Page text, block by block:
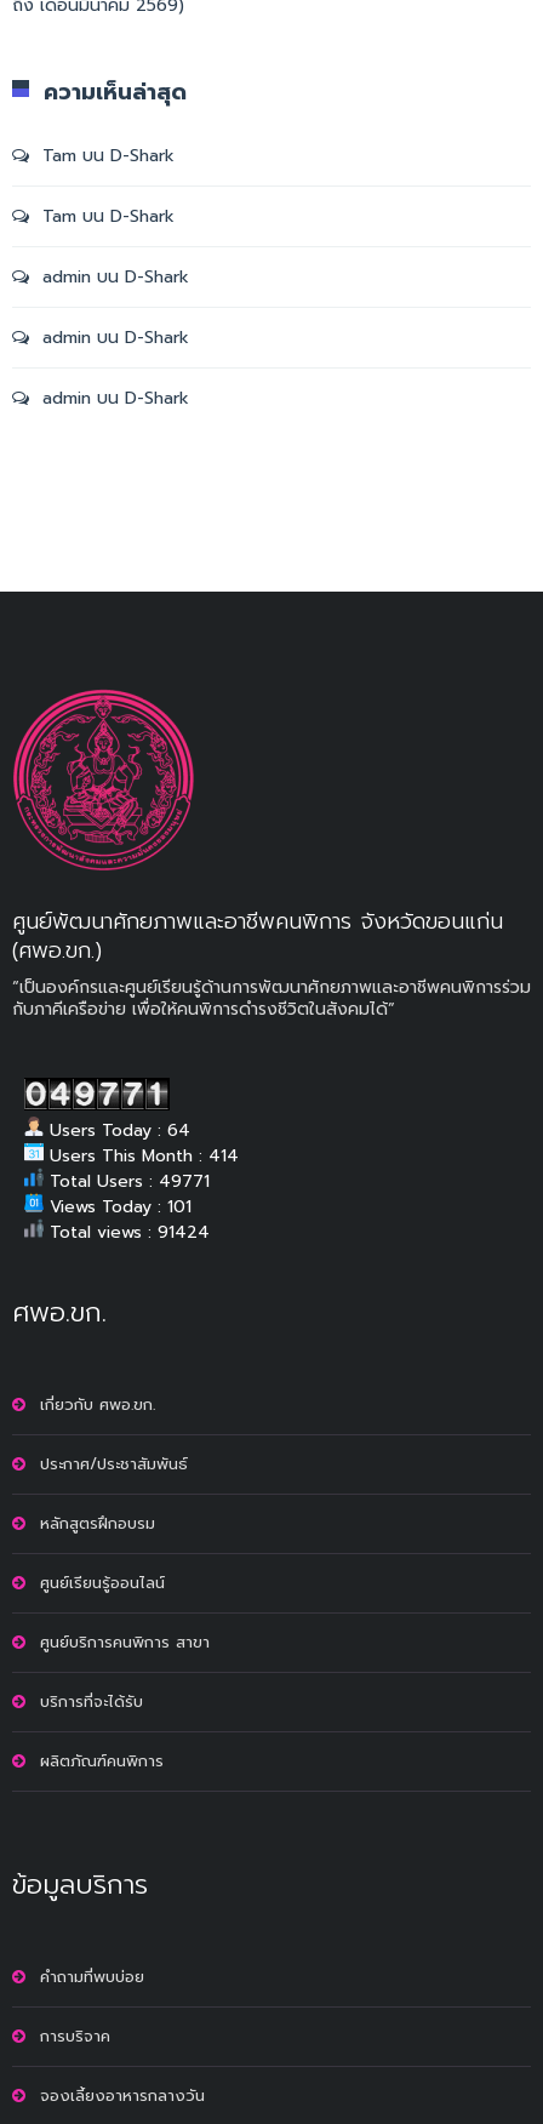
ถึง เดือนมีนาคม 2569)
ความเห็นล่าสุด
Tam บน D-Shark
Tam บน D-Shark
admin บน D-Shark
admin บน D-Shark
admin บน D-Shark
ศูนย์พัฒนาศักยภาพและอาชีพคนพิการ จังหวัดขอนแก่น
(ศพอ.ขก.)
“เป็นองค์กรและศูนย์เรียนรู้ด้านการพัฒนาศักยภาพและอาชีพคนพิการร่วม
กับภาคีเครือข่าย เพื่อให้คนพิการดำรงชีวิตในสังคมได้”
Users Today : 64
Users This Month : 414
Total Users : 49771
Views Today : 101
Total views : 91424
ศพอ.ขก.
เกี่ยวกับ ศพอ.ขก.
ประกาศ/ประชาสัมพันธ์
หลักสูตรฝึกอบรม
ศูนย์เรียนรู้ออนไลน์
ศูนย์บริการคนพิการ สาขา
บริการที่จะได้รับ
ผลิตภัณฑ์คนพิการ
ข้อมูลบริการ
คำถามที่พบบ่อย
การบริจาค
จองเลี้ยงอาหารกลางวัน